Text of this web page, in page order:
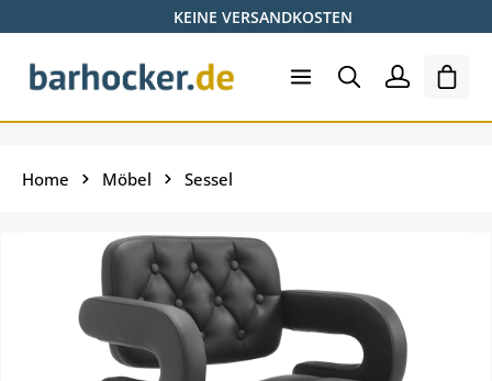
Zum Hauptinhalt springenKEINE VERSANDKOSTEN
Home Möbel Sessel